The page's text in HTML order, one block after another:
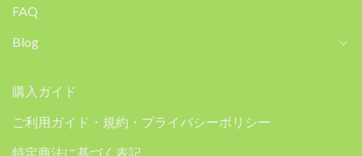
FAQ
Blog
購入ガイド
ご利用ガイド・規約・プライバシーポリシー
特定商法に基づく表記